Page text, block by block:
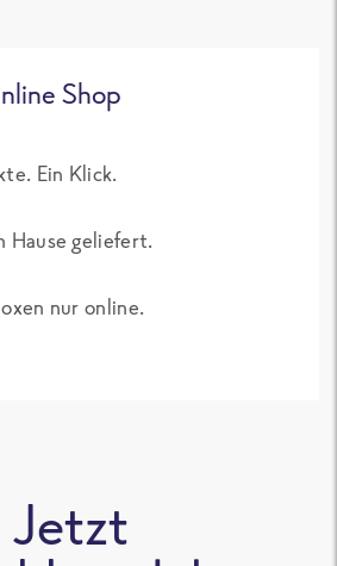
Shop
Ein Klick.
Hause geliefert.
nur online.
Jetzt